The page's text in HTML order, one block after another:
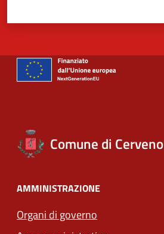
Comune di Cerveno
AMMINISTRAZIONE
Organi di governo